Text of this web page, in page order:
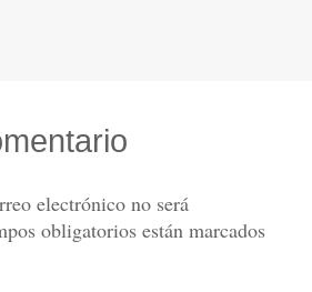
electrónico no será
obligatorios están marcados